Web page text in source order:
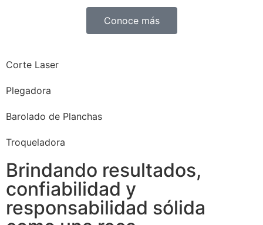
Conoce más
Corte Laser
Plegadora
Barolado de Planchas
Troqueladora
Brindando resultados,
confiabilidad y
responsabilidad sólida